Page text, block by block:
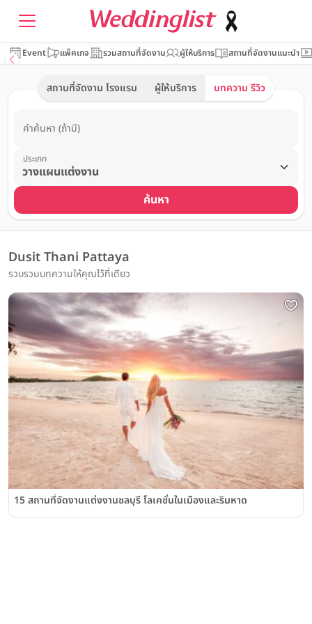
Event แพ็คเกจ รวมสถานที่จัดงาน ผู้ให้บริการ สถานที่จัดงานแนะนำ
สถานที่จัดงาน โรงแรม ผู้ให้บริการ บทความ รีวิว
คำค้นหา (ถ้ามี)
ประเภท
ค้นหา
Dusit Thani Pattaya
รวบรวมบทความให้คุณไว้ที่เดียว
15 สถานที่จัดงานแต่งงานชลบุรี โลเคชั่นในเมืองและริมหาด